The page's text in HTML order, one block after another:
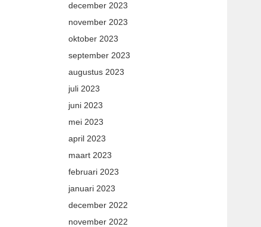
december 2023
november 2023
oktober 2023
september 2023
augustus 2023
juli 2023
juni 2023
mei 2023
april 2023
maart 2023
februari 2023
januari 2023
december 2022
november 2022